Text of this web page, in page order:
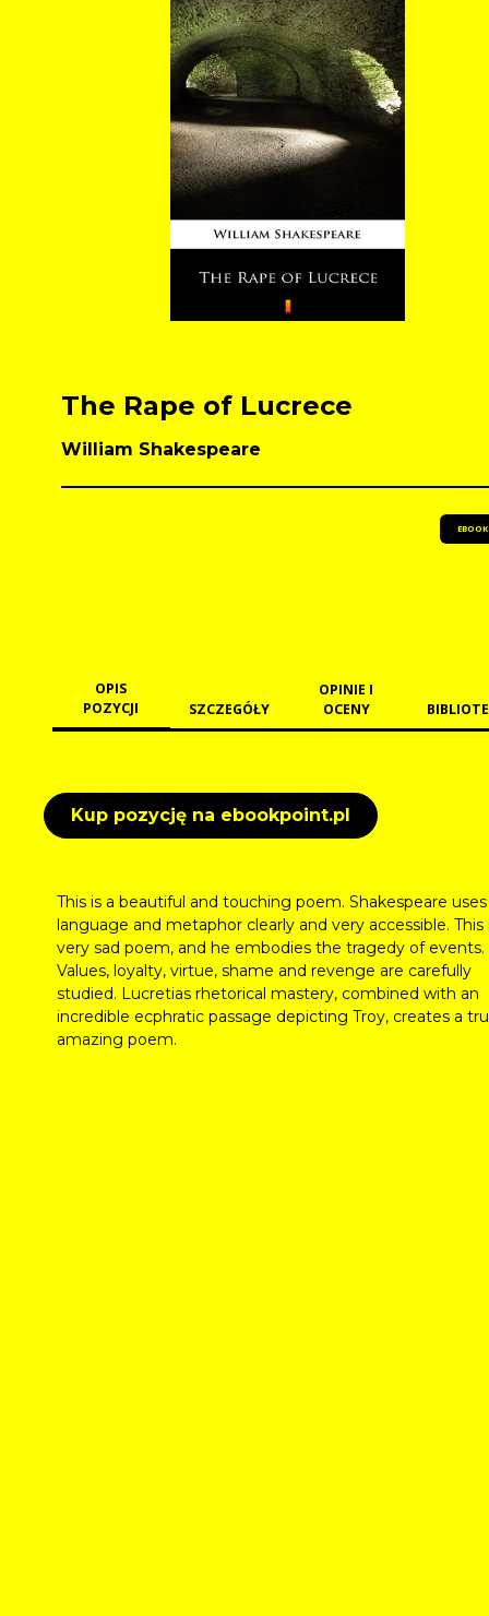
The Rape of Lucrece
William Shakespeare
EBOOK
OPIS
POZYCJI
SZCZEGÓŁY
OPINIE I
OCENY
Kup pozycję na ebookpoint.pl
This is a beautiful and touching poem. Shakespeare uses
language and metaphor clearly and very accessible. This
very sad poem, and he embodies the tragedy of events.
Values, loyalty, virtue, shame and revenge are carefully
studied. Lucretias rhetorical mastery, combined with an
incredible ecphratic passage depicting Troy, creates a
amazing poem.